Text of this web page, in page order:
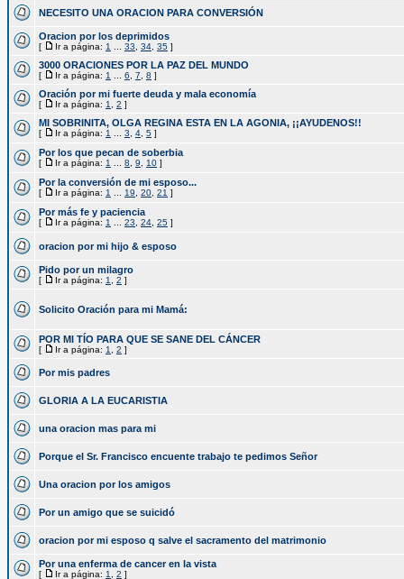
NECESITO UNA ORACION PARA CONVERSIÓN
Oracion por los deprimidos
[ Ir a página: 1 33 34 35 ]
3000 ORACIONES POR LA PAZ DEL MUNDO
[ Ir a página: 1 6 7 8 ]
Oración por mi fuerte deuda y mala economía
[ Ir a página: 1 2 ]
MI SOBRINITA, OLGA REGINA ESTA EN LA AGONIA, ¡¡AYUDENOS!!
[ Ir a página: 1 3 4 5 ]
Por los que pecan de soberbia
[ Ir a página: 1 8 9 10 ]
Por la conversión de mi esposo...
[ Ir a página: 1 19 20 21 ]
Por más fe y paciencia
[ Ir a página: 1 23 24 25 ]
oracion por mi hijo & esposo
Pido por un milagro
[ Ir a página: 1 2 ]
Solicito Oración para mi Mamá:
POR MI TÍO PARA QUE SE SANE DEL CÁNCER
[ Ir a página: 1 2 ]
Por mis padres
GLORIA A LA EUCARISTIA
una oracion mas para mi
Porque el Sr. Francisco encuente trabajo te pedimos Señor
Una oracion por los amigos
Por un amigo que se suicidó
oracion por mi esposo q salve el sacramento del matrimonio
Por una enferma de cancer en la vista
[ Ir a página: 1 2 ]